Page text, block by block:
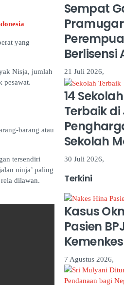
yang
Nisja, jumlah
pesawat.
barang atau
tersendiri
ninja’ paling
dilawan.
Sempat
Berlisensi
21 Juli 2026,
14
Terbaik
Sekolah
30 Juli 2026,
Terkini
Kasus
Pasien
7 Agustus 2026,